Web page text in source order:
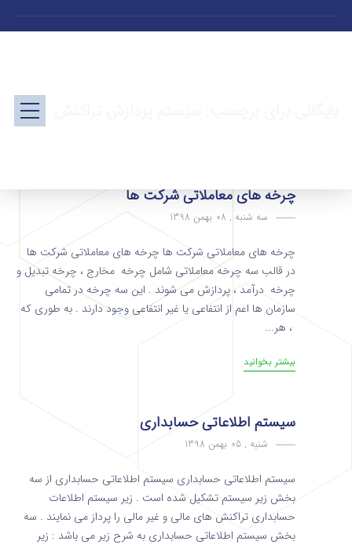
چرخه های معاملاتی شرکت ها
سه شنبه , 08 بهمن 1398
چرخه های معاملاتی شرکت ها چرخه های معاملاتی شرکت ها
در قالب سه چرخه معاملاتی شامل چرخه مخارج ، چرخه تبدیل و
چرخه درآمد ، پردازش می شوند . این سه چرخه در تمامی
سازمان ها اعم از انتفاعی یا غیر انتفاعی وجود دارند . به طوری که
، هر...
بیشتر بخوانید
سیستم اطلاعاتی حسابداری
شنبه , 05 بهمن 1398
سیستم اطلاعاتی حسابداری سیستم اطلاعاتی حسابداری از سه
بخش زیر سیستم تشکیل شده است . زیر سیستم اطلاعات
حسابداری تراکنش های مالی و غیر مالی را پرداز می نمایند . سه
بخش سیستم اطلاعاتی حسابداری به شرح زیر می باشد : زیر